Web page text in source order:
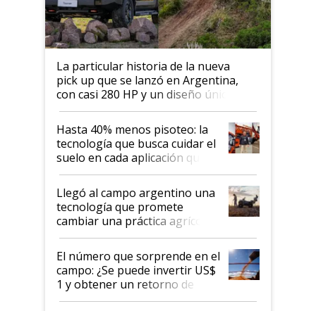
La particular historia de la nueva
pick up que se lanzó en Argentina,
con casi 280 HP y un diseño único: a
cuánto se vende
Hasta 40% menos pisoteo: la
tecnología que busca cuidar el
suelo en cada aplicación que
llevó Jacto al Congreso
Aapresid 2026
Llegó al campo argentino una
tecnología que promete
cambiar una práctica agrícola
clave: ¿Y si analizar el suelo
fuera tan simple como apretar
un botón?
El número que sorprende en el
campo: ¿Se puede invertir US$
1 y obtener un retorno de
hasta US$ 10 en agricultura?